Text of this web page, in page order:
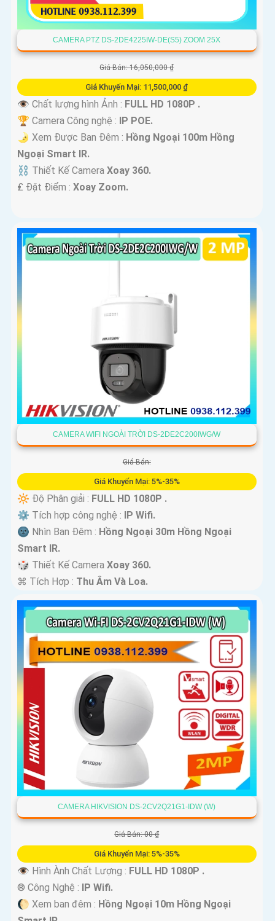
CAMERA PTZ DS-2DE4225IW-DE(S5) ZOOM 25X
Giá Bán: 16,050,000 ₫
Giá Khuyến Mại: 11,500,000 ₫
👁 Chất lượng hình Ảnh : FULL HD 1080P .
🏆 Camera Công nghệ : IP POE.
🌛 Xem Được Ban Đêm : Hồng Ngoại 100m Hồng
Ngoại Smart IR.
⛓ Thiết Kế Camera Xoay 360.
️₤ Đặt Điểm : Xoay Zoom.
CAMERA WIFI NGOÀI TRỜI DS-2DE2C200IWG/W
Giá Bán:
Giá Khuyến Mại: 5%-35%
🔆 Độ Phân giải : FULL HD 1080P .
⚙ Tích hợp công nghệ : IP Wifi.
🌚 Nhìn Ban Đêm : Hồng Ngoại 30m Hồng Ngoại
Smart IR.
🎲 Thiết Kế Camera Xoay 360.
️⌘ Tích Hợp : Thu Âm Và Loa.
CAMERA HIKVISION DS-2CV2Q21G1-IDW (W)
Giá Bán: 00 ₫
Giá Khuyến Mại: 5%-35%
👁 Hình Ành Chất Lượng : FULL HD 1080P .
®️ Công Nghệ : IP Wifi.
🌔 Xem ban đêm : Hồng Ngoại 10m Hồng Ngoại